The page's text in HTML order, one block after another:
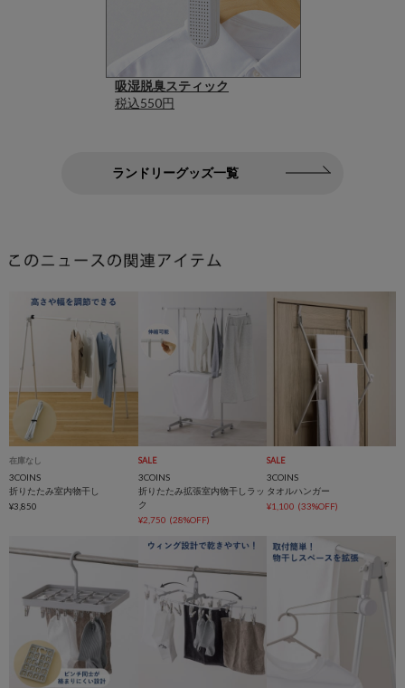
吸湿脱臭スティック
税込550円
ランドリーグッズ一覧
在庫なし
3COINS
折りたたみ室内物干し
¥3,850
SALE
3COINS
折りたたみ拡張室内物干しラッ
ク
¥2,750 (28%OFF)
SALE
3COINS
タオルハンガー
¥1,100 (33%OFF)